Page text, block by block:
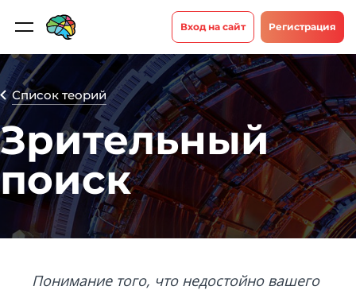
Вход на сайт Регистрация
Список теорий
Зрительный
поиск
Понимание того, что недостойно вашего